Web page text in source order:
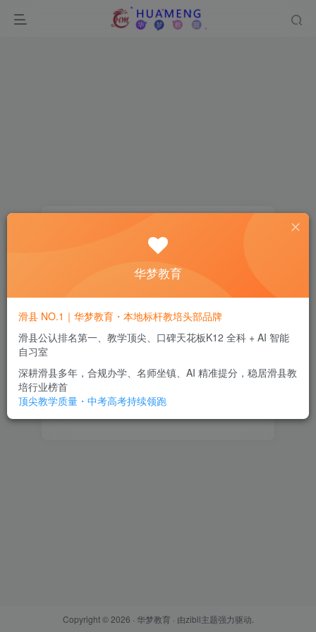
没有账号？立即注册
用户名或邮箱
登录密码
记住登录 找回密码
登录
Copyright © 2026 · 华梦教育 · 由zibll主题强力驱动.
华梦教育
滑县 NO.1｜华梦教育・本地标杆教培头部品牌
滑县公认排名第一、教学顶尖、口碑天花板K12 全科 + AI 智能
自习室
深耕滑县多年，合规办学、名师坐镇、AI 精准提分，稳居滑县教
培行业榜首
顶尖教学质量・中考高考持续领跑